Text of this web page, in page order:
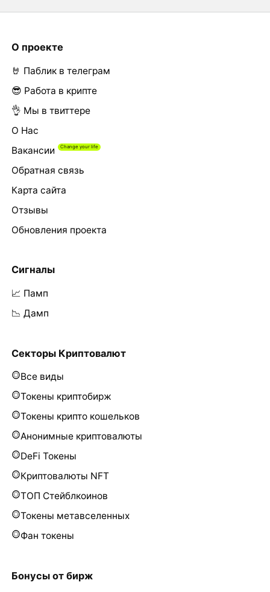
О проекте
🤘 Паблик в телеграм
😎 Работа в крипте
👌 Мы в твиттере
О Нас
Вакансии
Обратная связь
Карта сайта
Отзывы
Обновления проекта
Сигналы
📈 Памп
📉 Дамп
Секторы Криптовалют
Все виды
Токены криптобирж
Токены крипто кошельков
Анонимные криптовалюты
DeFi Токены
Криптовалюты NFT
ТОП Стейблкоинов
Токены метавселенных
Фан токены
Бонусы от бирж